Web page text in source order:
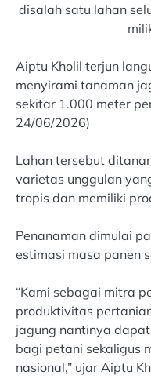
disalah satu lahan
Aiptu Kholil terjun
menyirami tanaman
sekitar 1.000 meter
24/06/2026)
Lahan tersebut
varietas unggulan
tropis dan memiliki
Penanaman dimulai
estimasi masa panen
“Kami sebagai mitra
produktivitas
jagung nantinya
bagi petani sekaligus
nasional,” ujar Aiptu